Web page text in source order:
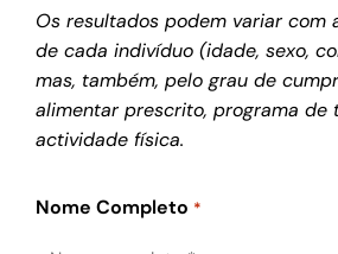
Os resultados podem variar com
de cada indivíduo (idade, sexo,
mas, também, pelo grau de
alimentar prescrito, programa de
actividade física.
Nome Completo *